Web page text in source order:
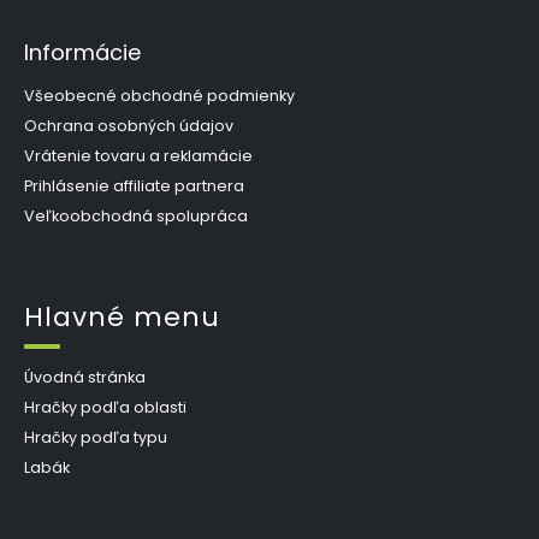
Informácie
Všeobecné obchodné podmienky
Ochrana osobných údajov
Vrátenie tovaru a reklamácie
Prihlásenie affiliate partnera
Veľkoobchodná spolupráca
Hlavné menu
Úvodná stránka
Hračky podľa oblasti
Hračky podľa typu
Labák